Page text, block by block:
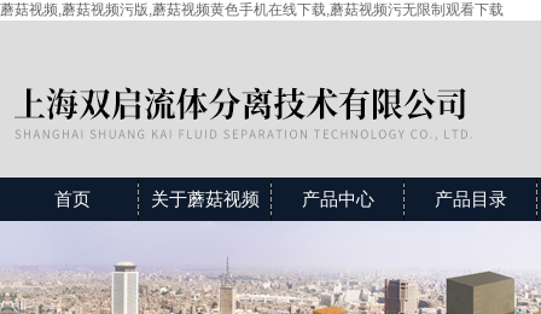
蘑菇视频,蘑菇视频污版,蘑菇视频黄色手机在线下载,蘑菇视频污无限制观看下载
首页 关于蘑菇视频 产品中心 产品目录